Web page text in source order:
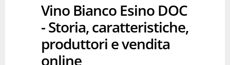
Vino Bianco Esino DOC
- Storia, caratteristiche,
produttori e vendita
online